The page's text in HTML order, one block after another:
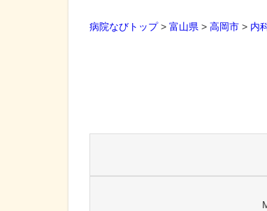
病院なびトップ> 富山県 > 高岡市 > 内